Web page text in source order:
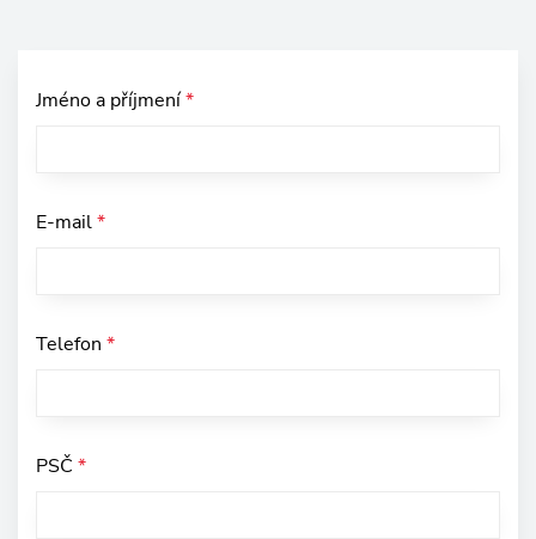
Jméno a příjmení*
E-mail*
Telefon *
PSČ *